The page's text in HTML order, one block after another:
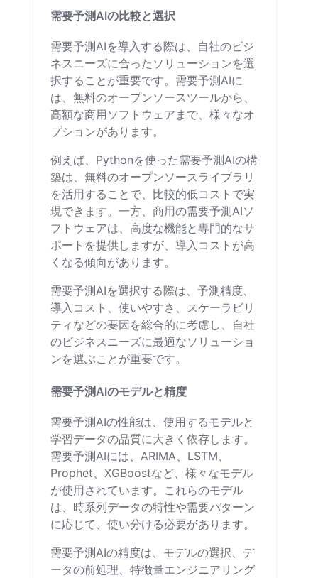
需要予測AIの比較と選択
需要予測AIを導入する際は、自社のビジ
ネスニーズに合ったソリューションを選
択することが重要です。需要予測AIに
は、無料のオープンソースツールから、
高額な商用ソフトウェアまで、様々なオ
プションがあります。
例えば、Pythonを使った需要予測AIの構
築は、無料のオープンソースライブラリ
を活用することで、比較的低コストで実
現できます。一方、商用の需要予測AIソ
フトウェアは、高度な機能と専門的なサ
ポートを提供しますが、導入コストが高
くなる傾向があります。
需要予測AIを選択する際は、予測精度、
導入コスト、使いやすさ、スケーラビリ
ティなどの要因を総合的に考慮し、自社
のビジネスニーズに最適なソリューショ
ンを選ぶことが重要です。
需要予測AIのモデルと精度
需要予測AIの性能は、使用するモデルと
学習データの品質に大きく依存します。
需要予測AIには、ARIMA、LSTM、
Prophet、XGBoostなど、様々なモデル
が使用されています。これらのモデル
は、時系列データの特性や需要パターン
に応じて、使い分ける必要があります。
需要予測AIの精度は、モデルの選択、デ
ータの前処理、特徴量エンジニアリング